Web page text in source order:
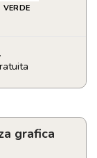
VERDE
grafica